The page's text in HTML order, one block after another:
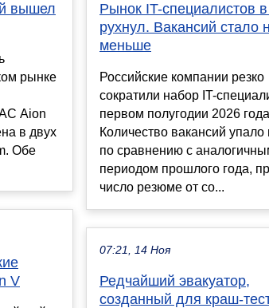
вышел
рынке
Aion
в двух
Обе
V
Рынок IT-специалистов
рухнул. Вакансий стало
меньше
Российские компании резко
сократили набор IT-
первом полугодии 2026
Количество вакансий упало
по сравнению с
периодом прошлого года,
число резюме от со...
07:21, 14 Ноя
Редчайший эвакуатор,
созданный для краш-